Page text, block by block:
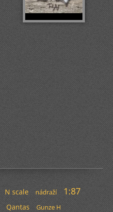
N scale nádraží 1:87
Qantas Gunze H